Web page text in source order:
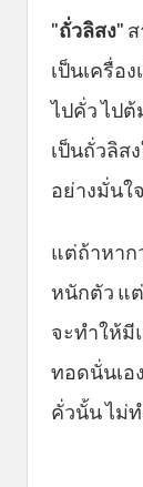
"ถั่วลิสง"
เป็นเครื่อ
ไปคั่ว ไป
เป็นถั่วลิส
อย่างมั่นใ
แต่ถ้าหา
หนักตัว แ
จะทำให้มี
ทอดนั่นเอ
คั่วนั้น ไม่